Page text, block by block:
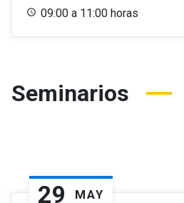
09:00 a 11:00 horas
Seminarios
29 MAY